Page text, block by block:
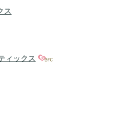
ス
ィックス